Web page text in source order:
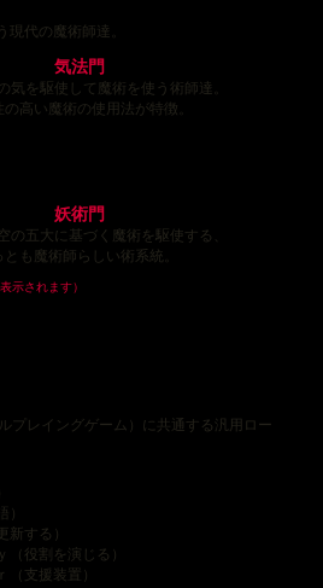
現代の魔術師達。
気法門
気を駆使して魔術を使う術師達。
の高い魔術の使用法が特徴。
妖術門
の五大に基づく魔術を駆使する、
とも魔術師らしい術系統。
示されます）
プレイングゲーム）に共通する汎用ロー
）
新する）
（役割を演じる）
（支援装置）